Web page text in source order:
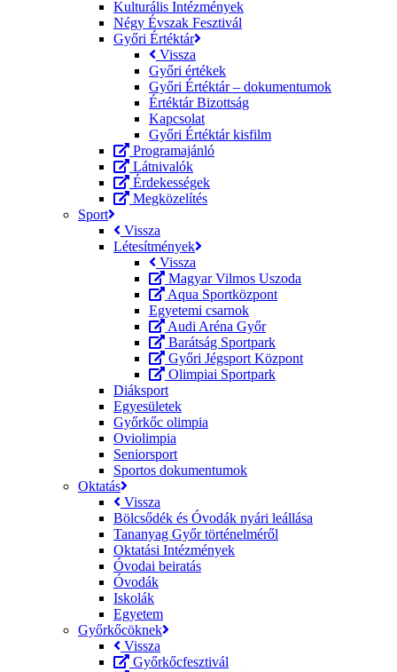
Kulturális Intézmények
Négy Évszak Fesztivál
Győri Értéktár
Vissza
Győri értékek
Győri Értéktár – dokumentumok
Értéktár Bizottság
Kapcsolat
Győri Értéktár kisfilm
Programajánló
Látnivalók
Érdekességek
Megközelítés
Sport
Vissza
Létesítmények
Vissza
Magyar Vilmos Uszoda
Aqua Sportközpont
Egyetemi csarnok
Audi Aréna Győr
Barátság Sportpark
Győri Jégsport Központ
Olimpiai Sportpark
Diáksport
Egyesületek
Győrkőc olimpia
Oviolimpia
Seniorsport
Sportos dokumentumok
Oktatás
Vissza
Bölcsődék és Óvodák nyári leállása
Tananyag Győr történelméről
Oktatási Intézmények
Óvodai beiratás
Óvodák
Iskolák
Egyetem
Győrkőcöknek
Vissza
Győrkőcfesztivál